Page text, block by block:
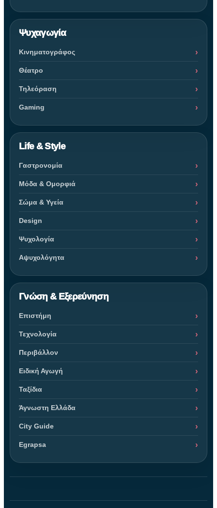
Ψυχαγωγία
Κινηματογράφος
Θέατρο
Τηλεόραση
Gaming
Life & Style
Γαστρονομία
Μόδα & Ομορφιά
Σώμα & Υγεία
Design
Ψυχολογία
Αψυχολόγητα
Γνώση & Εξερεύνηση
Επιστήμη
Τεχνολογία
Περιβάλλον
Ειδική Αγωγή
Ταξίδια
Άγνωστη Ελλάδα
City Guide
Egrapsa